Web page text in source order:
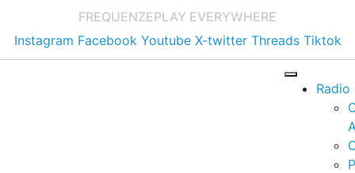
FREQUENZEPLAY EVERYWHERE
Instagram Facebook Youtube X-twitter Threads Tiktok
Radio